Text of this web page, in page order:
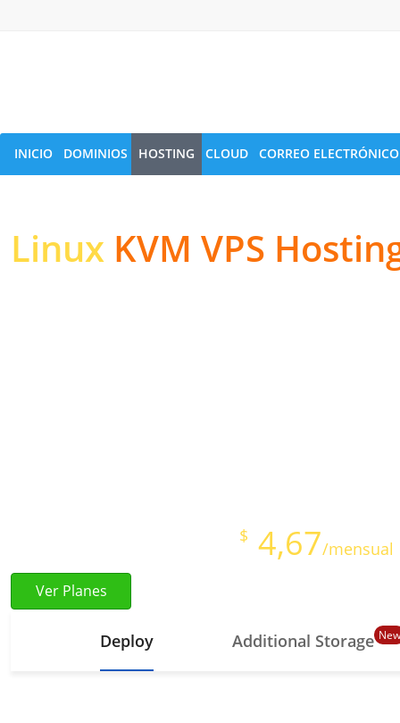
INICIO DOMINIOS HOSTING CLOUD CORREO ELECTRÓNICO
Linux KVM VPS
$ 4,67/mensual
Ver Planes
Deploy Additional Storage New